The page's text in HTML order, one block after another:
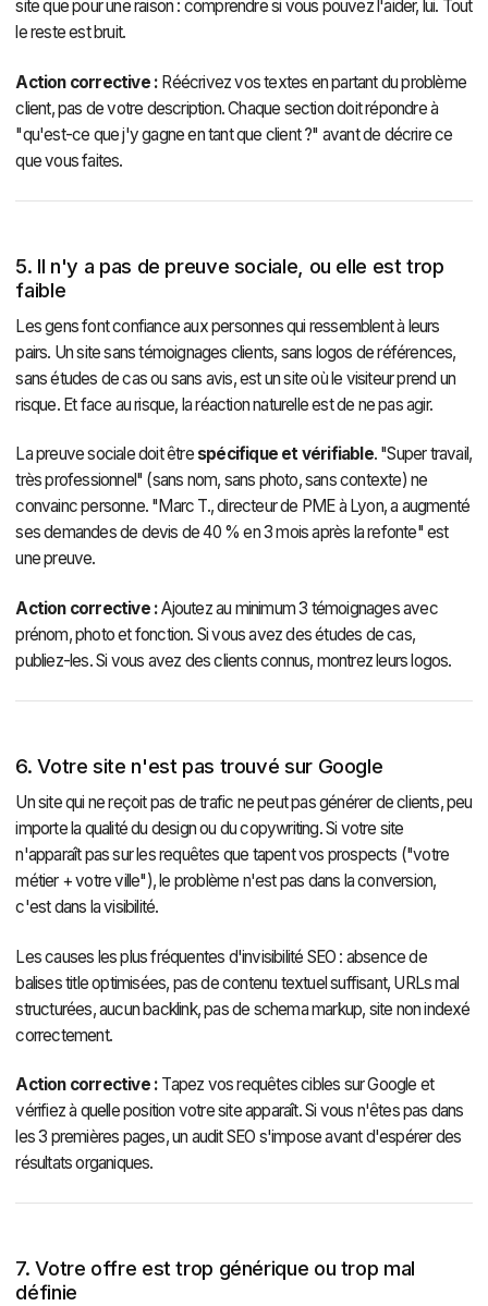
site que pour une raison : comprendre si vous pouvez l'aider, lui. Tout
le reste est bruit.
Action corrective : Réécrivez vos textes en partant du problème
client, pas de votre description. Chaque section doit répondre à
"qu'est-ce que j'y gagne en tant que client ?" avant de décrire ce
que vous faites.
5. Il n'y a pas de preuve sociale, ou elle est trop
faible
Les gens font confiance aux personnes qui ressemblent à leurs
pairs. Un site sans témoignages clients, sans logos de références,
sans études de cas ou sans avis, est un site où le visiteur prend un
risque. Et face au risque, la réaction naturelle est de ne pas agir.
La preuve sociale doit être spécifique et vérifiable. "Super travail,
très professionnel" (sans nom, sans photo, sans contexte) ne
convainc personne. "Marc T., directeur de PME à Lyon, a augmenté
ses demandes de devis de 40 % en 3 mois après la refonte" est
une preuve.
Action corrective :Ajoutez au minimum 3 témoignages avec
prénom, photo et fonction. Si vous avez des études de cas,
publiez-les. Si vous avez des clients connus, montrez leurs logos.
6. Votre site n'est pas trouvé sur Google
Un site qui ne reçoit pas de trafic ne peut pas générer de clients, peu
importe la qualité du design ou du copywriting. Si votre site
n'apparaît pas sur les requêtes que tapent vos prospects ("votre
métier + votre ville"), le problème n'est pas dans la conversion,
c'est dans la visibilité.
Les causes les plus fréquentes d'invisibilité SEO : absence de
balises title optimisées, pas de contenu textuel suffisant, URLs mal
structurées, aucun backlink, pas de schema markup, site non indexé
correctement.
Action corrective : Tapez vos requêtes cibles sur Google et
vérifiez à quelle position votre site apparaît. Si vous n'êtes pas dans
les 3 premières pages, un audit SEO s'impose avant d'espérer des
résultats organiques.
7. Votre offre est trop générique ou trop mal
définie